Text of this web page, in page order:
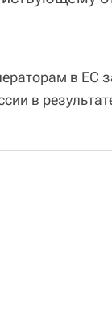
в ЕС
в